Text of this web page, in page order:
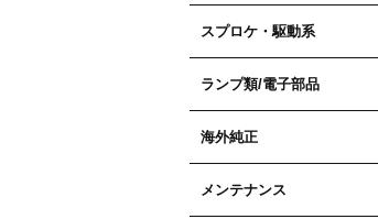
スプロケ・駆動系
ランプ類/電子部品
海外純正
メンテナンス